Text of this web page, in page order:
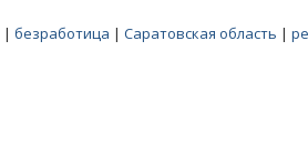
| безработица | Саратовская область |